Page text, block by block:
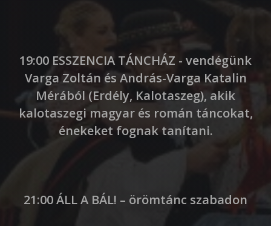
19:00 ESSZENCIA TÁNCHÁZ - vendégünk
Varga Zoltán és András-Varga Katalin
Mérából (Erdély, Kalotaszeg), akik
kalotaszegi magyar és román táncokat,
énekeket fognak tanítani.
21:00 ÁLL A BÁL! – örömtánc szabadon